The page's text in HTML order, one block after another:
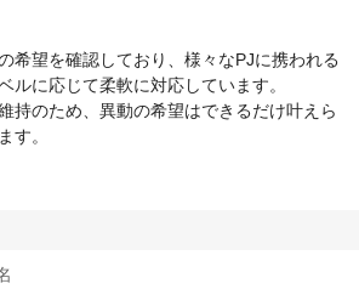
希望を確認しており、様々なPJに携われる
ルに応じて柔軟に対応しています。
持のため、異動の希望はできるだけ叶えら
す。